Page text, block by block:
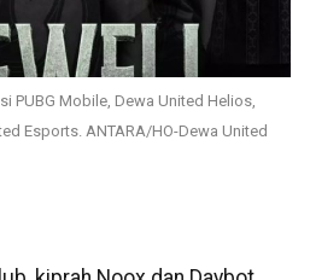
PUBG Mobile, Dewa United Helios,
Esports. ANTARA/HO-Dewa United